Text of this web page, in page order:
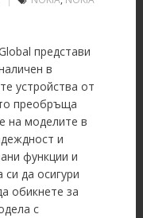
представи
в
устройства от
преобръща
на моделите в
и
функции и
да осигури
обикнете за
с